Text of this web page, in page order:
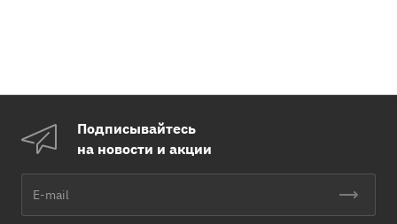
Подписывайтесь
на новости и акции